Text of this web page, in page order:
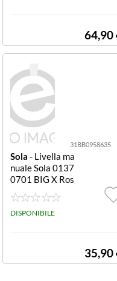
64,90
31BB0958635
Sola - Livella ma
nuale Sola 0137
0701 BIG X Ros
so
DISPONIBILE
35,90